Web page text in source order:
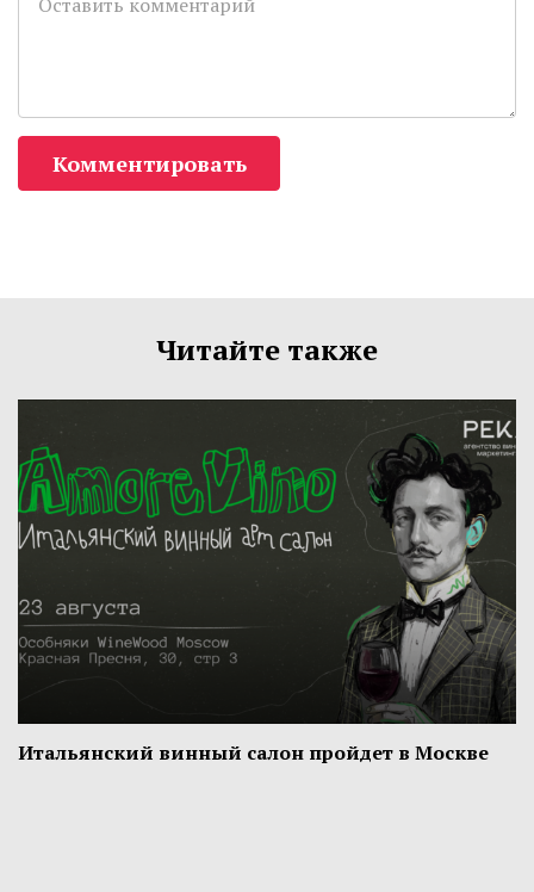
Комментировать
Читайте также
Итальянский винный салон пройдет в Москве